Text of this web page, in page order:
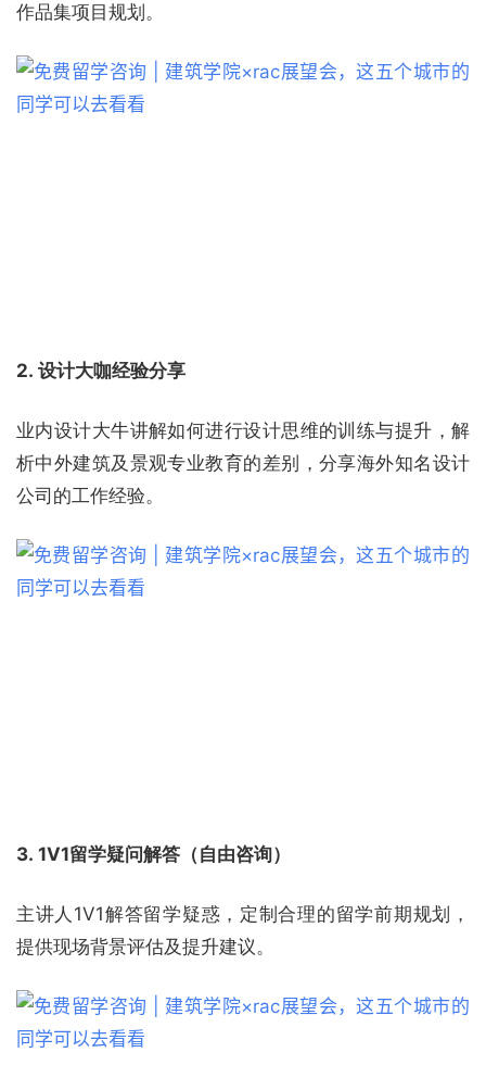
作品集项目规划。
2. 设计大咖经验分享
业内设计大牛讲解如何进行设计思维的训练与提升，解
析中外建筑及景观专业教育的差别，分享海外知名设计
公司的工作经验。
3. 1V1留学疑问解答（自由咨询）
主讲人1V1解答留学疑惑，定制合理的留学前期规划，
提供现场背景评估及提升建议。